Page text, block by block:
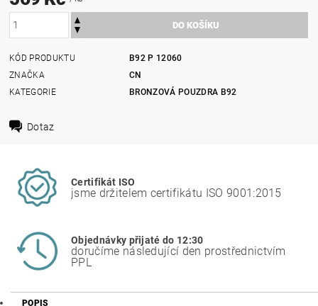
KÓD PRODUKTU
B92 P 12060
ZNAČKA
CN
KATEGORIE
BRONZOVÁ POUZDRA B92
Dotaz
Certifikát ISO
jsme držitelem certifikátu ISO 9001:2015
Objednávky přijaté do 12:30
doručíme následující den prostřednictvím
PPL
POPIS